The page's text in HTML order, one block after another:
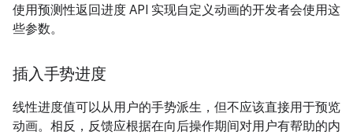
使用预测性返回进度 API 实现自定义动画的开发者会使用这
些参数。
插入手势进度
线性进度值可以从用户的手势派生，但不应该直接用于预览
动画。相反，反馈应根据在向后操作期间对用户有帮助的内